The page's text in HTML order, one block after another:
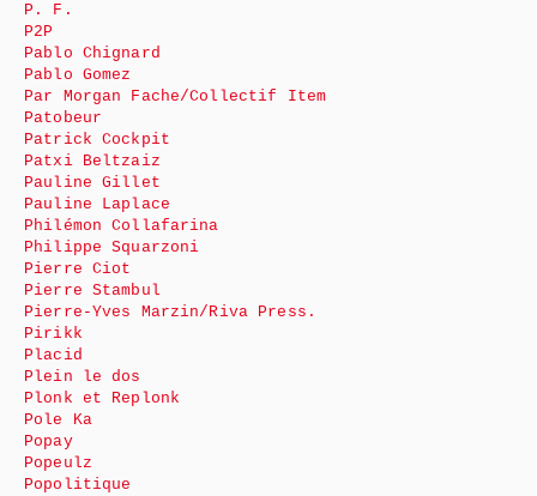
P. F.
P2P
Pablo Chignard
Pablo Gomez
Par Morgan Fache/Collectif Item
Patobeur
Patrick Cockpit
Patxi Beltzaiz
Pauline Gillet
Pauline Laplace
Philémon Collafarina
Philippe Squarzoni
Pierre Ciot
Pierre Stambul
Pierre-Yves Marzin/Riva Press.
Pirikk
Placid
Plein le dos
Plonk et Replonk
Pole Ka
Popay
Popeulz
Popolitique